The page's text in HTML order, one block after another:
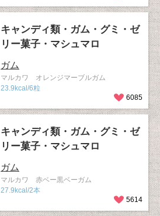
キャンディ類・ガム・グミ・ゼ
リー菓子・マシュマロ
ガム
マルカワ オレンジマーブルガム
23.9kcal/6粒
6085
キャンディ類・ガム・グミ・ゼ
リー菓子・マシュマロ
ガム
マルカワ 赤ベー黒ベーガム
27.9kcal/2本
5614